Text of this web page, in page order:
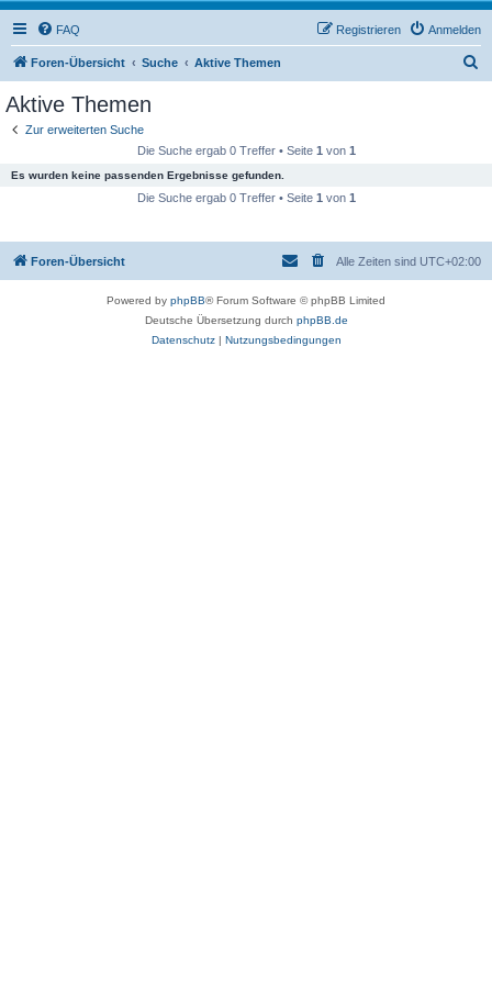
FAQ Anmelden
Registrieren
Foren-Übersicht Suche Aktive Themen
Aktive Themen
Zur erweiterten Suche
Die Suche ergab 0 Treffer • Seite 1 von 1
Es wurden keine passenden Ergebnisse gefunden.
Die Suche ergab 0 Treffer • Seite 1 von 1
Foren-Übersicht Alle Zeiten sind UTC+02:00
Powered by phpBB® Forum Software © phpBB Limited
Deutsche Übersetzung durch phpBB.de
Datenschutz| Nutzungsbedingungen